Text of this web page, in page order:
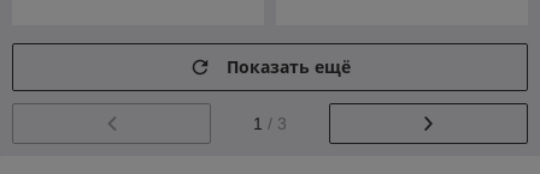
Показать ещё
1 / 3